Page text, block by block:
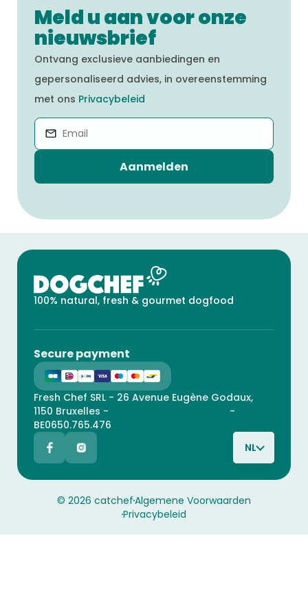
Meld u aan voor onze
nieuwsbrief
Ontvang exclusieve aanbiedingen en
gepersonaliseerd advies, in overeenstemming
met ons Privacybeleid
Aanmelden
100% natural, fresh & gourmet dogfood
Secure payment
Fresh Chef SRL - 26 Avenue Eugène Godaux,
1150 Bruxelles -
-
BE0650.765.476
NL
© 2026 catchefAlgemene Voorwaarden
Privacybeleid